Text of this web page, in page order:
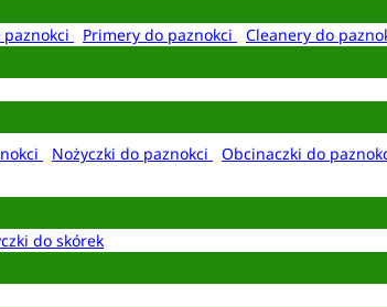
Primery do paznokci Cleanery do
Nożyczki do paznokci Obcinaczki do
do skórek